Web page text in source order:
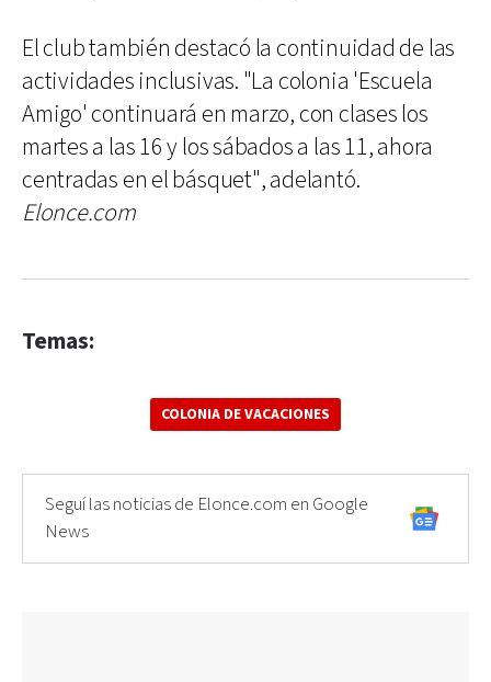
El club también destacó la continuidad de las
actividades inclusivas. "La colonia 'Escuela
Amigo' continuará en marzo, con clases los
martes a las 16 y los sábados a las 11, ahora
centradas en el básquet", adelantó.
Elonce.com
Temas:
COLONIA DE VACACIONES
Seguí las noticias de Elonce.com en Google
News